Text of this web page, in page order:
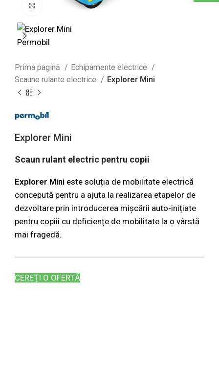
Click to enlarge
Prima pagină
Echipamente electrice
Scaune rulante electrice
Explorer Mini
Explorer Mini
Scaun rulant electric pentru copii
Explorer Mini este soluția de mobilitate electrică
concepută pentru a ajuta la realizarea etapelor de
dezvoltare prin introducerea mișcării auto-inițiate
pentru copiii cu deficiențe de mobilitate la o vârstă
mai fragedă.
CEREȚI O OFERTĂ